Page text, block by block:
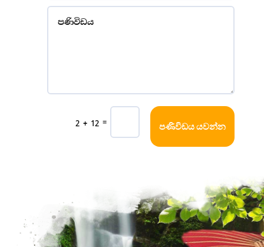
2 + 12 = පණිවිඩය යවන්න